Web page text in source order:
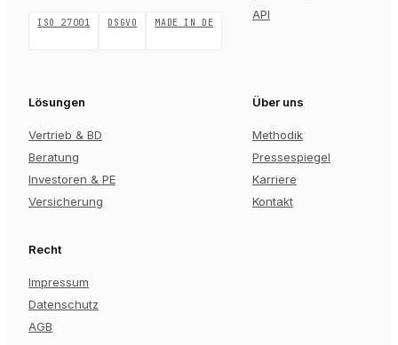
ISO 27001 DSGVO MADE IN DE
API
Lösungen
Vertrieb & BD
Beratung
Investoren & PE
Versicherung
Über uns
Methodik
Pressespiegel
Karriere
Kontakt
Recht
Impressum
Datenschutz
AGB